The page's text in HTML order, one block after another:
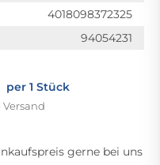
4018098372325
94054231
per 1 Stück
gerne bei uns